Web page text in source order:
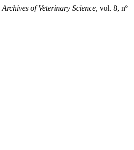
Archives of Veterinary Science, vol. 8, nº